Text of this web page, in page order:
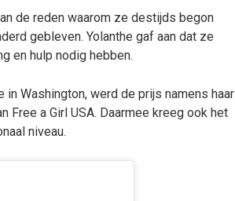
de reden waarom ze destijds begon
gebleven. Yolanthe gaf aan dat ze
en hulp nodig hebben.
Washington, werd de prijs namens haar
Free a Girl USA. Daarmee kreeg ook het
niveau.